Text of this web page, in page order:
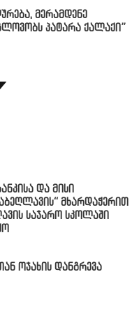
მერამდენე
პატარა ქალაქი”
და მისი
მხარდაჭერით
საჯარო სკოლაში
ოჯახის დანგრევა